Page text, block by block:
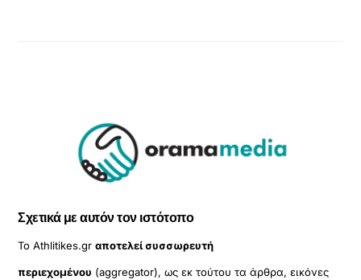
Σχετικά με αυτόν τον ιστότοπο
Το Athlitikes.grαποτελεί συσσωρευτή
περιεχομένου (aggregator), ως εκ τούτου τα άρθρα, εικόνες